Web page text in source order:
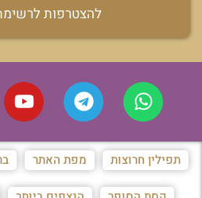
להצטרפות
תפילין חרוצות מפת האתר